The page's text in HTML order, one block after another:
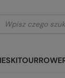
SKITOUR